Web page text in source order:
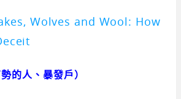
Wolves and Wool: How
勢的人、暴發戶）